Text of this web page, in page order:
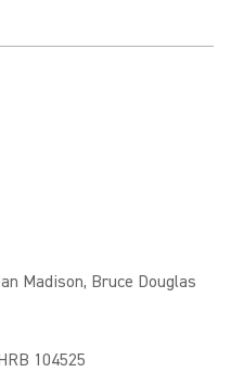
Madison, Bruce Douglas
104525